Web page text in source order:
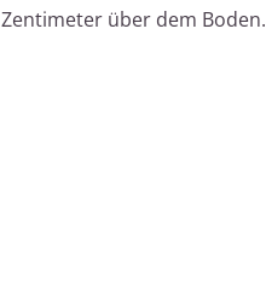
Zentimeter über dem Boden.